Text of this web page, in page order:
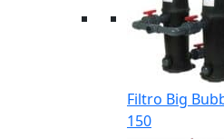
Filtro Big
150